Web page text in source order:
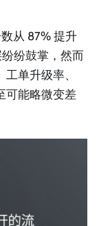
从 87% 提升
纷鼓掌，然而
单升级率、
可能略微变差